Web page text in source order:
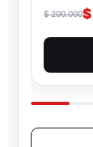
$200.000$